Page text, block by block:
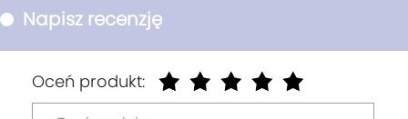
Napisz recenzję
Oceń produkt: